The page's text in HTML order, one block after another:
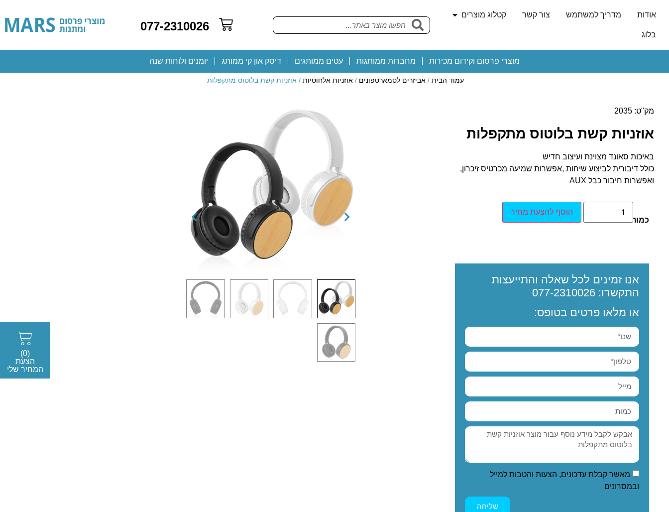
אודות מדריך למשתמש צור קשר קטלוג מוצרים
בלוג
077-2310026
מוצרי פרסום וקידום מכירות מחברות ממותגות עטים ממותגים דיסק און קי ממותג יומנים ולוחות שנה
עמוד הבית / אביזרים לסמארטפונים / אוזניות אלחוטיות / אוזניות קשת בלוטוס מתקפלות
מק"ט: 2035
אוזניות קשת בלוטוס מתקפלות
באיכות סאונד מצוינת ועיצוב חדיש
כולל דיבורית לביצוע שיחות ,אפשרות שמיעה מכרטיס זיכרון,
ואפשרות חיבור כבל AUX
כמות:
הוסף להצעת מחיר
אנו זמינים לכל שאלה והתייעצות
התקשרו: 077-2310026
או מלאו פרטים בטופס:
מאשר קבלת עדכונים, הצעות והטבות למייל
ובמסרונים
שליחה
(0)
הצעת
המחיר שלי